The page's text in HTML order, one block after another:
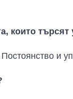
които търсят
и